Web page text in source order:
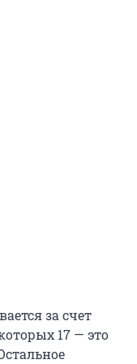
за счет
17 — это